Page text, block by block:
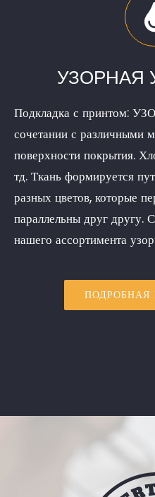
УЗОРНАЯ
Подкладка с принтом:
сочетании с различными
поверхности покрытия.
тд. Ткань формируется
разных цветов, которые
параллельны друг другу.
нашего ассортимента